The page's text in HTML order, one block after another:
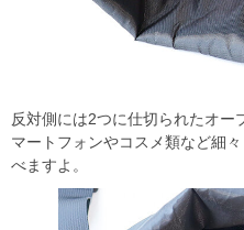
反対側には2つに仕切られたオー
マートフォンやコスメ類など細
べますよ。